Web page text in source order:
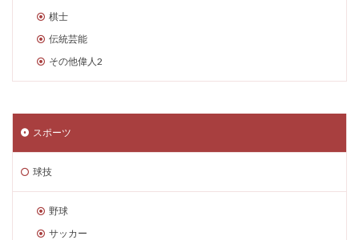
棋士
伝統芸能
その他偉人2
スポーツ
球技
野球
サッカー